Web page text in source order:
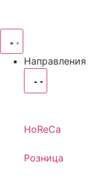
Направления
HoReCa
Розница